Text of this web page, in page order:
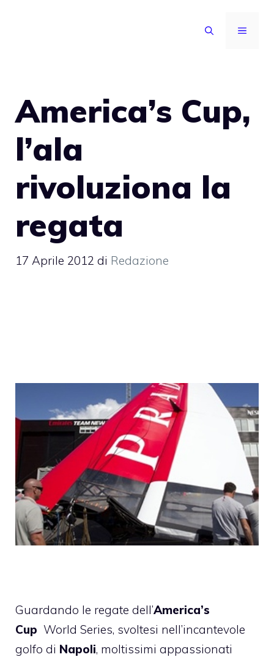
MENU
America’s Cup,
l’ala
rivoluziona la
regata
17 Aprile 2012 di Redazione
Guardando le regate dell’America’s
Cup World Series, svoltesi nell’incantevole
golfo di Napoli, moltissimi appassionati